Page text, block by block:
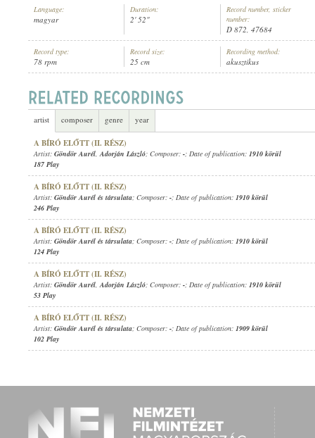
Language:
magyar
Duration:
2' 52"
Record number, sticker
number:
D 872, 47684
Record type:
78 rpm
Record size:
25 cm
Recording method:
akusztikus
artist composer genre year
A BÍRÓ ELŐTT (II. RÉSZ)
Artist: Göndör Aurél,Adorján László; Composer: -; Date of publication: 1910 körül
187 Play
A BÍRÓ ELŐTT (II. RÉSZ)
Artist: Göndör Aurél és társulata; Composer: -; Date of publication: 1910 körül
246 Play
A BÍRÓ ELŐTT (II. RÉSZ)
Artist: Göndör Aurél és társulata; Composer: -; Date of publication: 1910 körül
124 Play
A BÍRÓ ELŐTT (II. RÉSZ)
Artist: Göndör Aurél,Adorján László; Composer: -; Date of publication: 1910 körül
53 Play
A BÍRÓ ELŐTT (II. RÉSZ)
Artist: Göndör Aurél és társulata; Composer: -; Date of publication: 1909 körül
102 Play